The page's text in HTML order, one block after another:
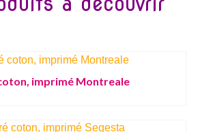
imprimé Montreale